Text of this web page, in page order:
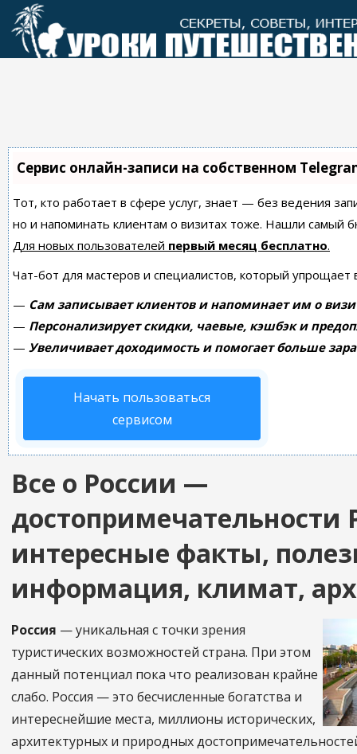
Перейти
контенту
Сервис онлайн-записи на собственном
Тот, кто работает в сфере услуг, знает — без ведения
но и напоминать клиентам о визитах тоже. Нашли самый
Для новых пользователей первый месяц бесплатно.
Чат-бот для мастеров и специалистов, который упрощает
— Сам записывает клиентов и напоминает им о
— Персонализирует скидки, чаевые, кэшбэк и
— Увеличивает доходимость и помогает больше
Начать пользоваться
сервисом
Все о России —
достопримечательности
интересные факты,
информация, климат,
Россия — уникальная с точки зрения
туристических возможностей страна. При этом
данный потенциал пока что реализован крайне
слабо. Россия — это бесчисленные богатства и
интереснейшие места, миллионы исторических,
архитектурных и природных